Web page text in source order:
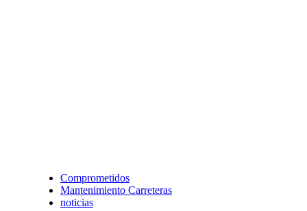
Comprometidos
Mantenimiento Carreteras
noticias